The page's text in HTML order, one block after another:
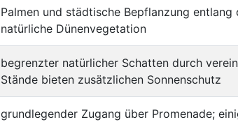
Palmen und städtische Bepflanzung
natürliche Dünenvegetation
begrenzter natürlicher Schatten durch
Stände bieten zusätzlichen Sonnenschutz
grundlegender Zugang über Promenade;